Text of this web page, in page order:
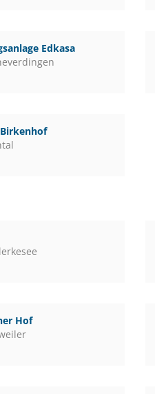
Edkasa
Hof